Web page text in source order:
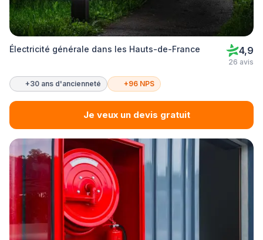
Électricité générale dans les Hauts-de-France 4,9
26 avis
+30 ans d'ancienneté +96 NPS
Je veux un devis gratuit